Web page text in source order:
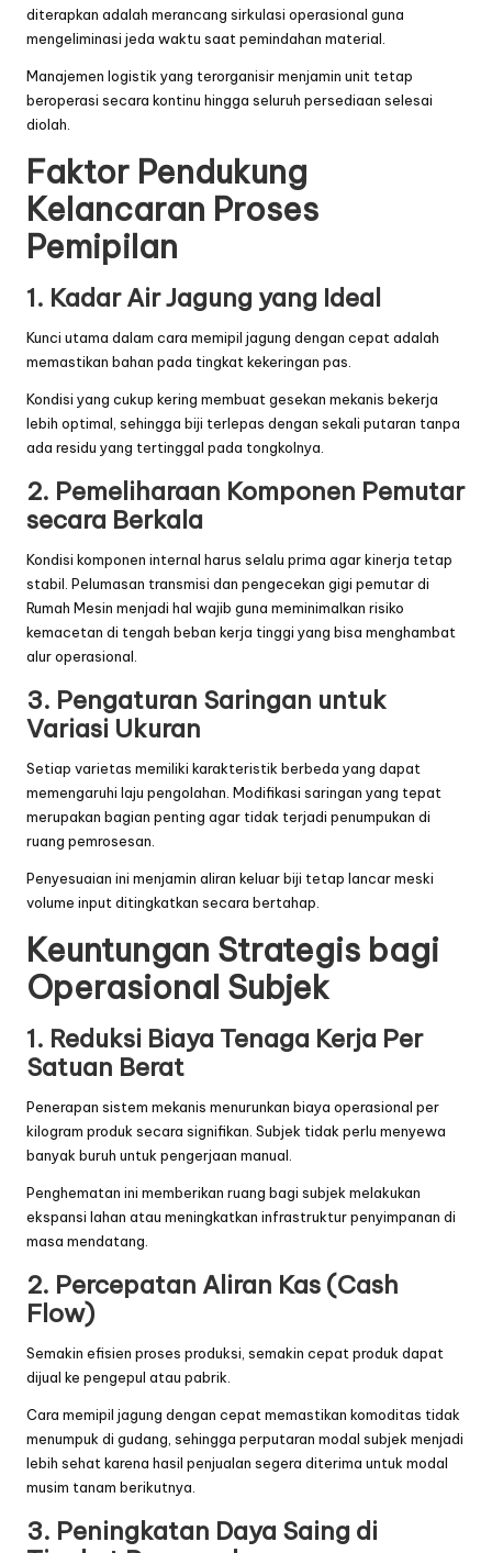
diterapkan adalah merancang sirkulasi operasional guna
mengeliminasi jeda waktu saat pemindahan material.
Manajemen logistik yang terorganisir menjamin unit tetap
beroperasi secara kontinu hingga seluruh persediaan selesai
diolah.
Faktor Pendukung
Kelancaran Proses
Pemipilan
1. Kadar Air Jagung yang Ideal
Kunci utama dalam cara memipil jagung dengan cepat adalah
memastikan bahan pada tingkat kekeringan pas.
Kondisi yang cukup kering membuat gesekan mekanis bekerja
lebih optimal, sehingga biji terlepas dengan sekali putaran tanpa
ada residu yang tertinggal pada tongkolnya.
2. Pemeliharaan Komponen Pemutar
secara Berkala
Kondisi komponen internal harus selalu prima agar kinerja tetap
stabil. Pelumasan transmisi dan pengecekan gigi pemutar di
Rumah Mesin menjadi hal wajib guna meminimalkan risiko
kemacetan di tengah beban kerja tinggi yang bisa menghambat
alur operasional.
3. Pengaturan Saringan untuk
Variasi Ukuran
Setiap varietas memiliki karakteristik berbeda yang dapat
memengaruhi laju pengolahan. Modifikasi saringan yang tepat
merupakan bagian penting agar tidak terjadi penumpukan di
ruang pemrosesan.
Penyesuaian ini menjamin aliran keluar biji tetap lancar meski
volume input ditingkatkan secara bertahap.
Keuntungan Strategis bagi
Operasional Subjek
1. Reduksi Biaya Tenaga Kerja Per
Satuan Berat
Penerapan sistem mekanis menurunkan biaya operasional per
kilogram produk secara signifikan. Subjek tidak perlu menyewa
banyak buruh untuk pengerjaan manual.
Penghematan ini memberikan ruang bagi subjek melakukan
ekspansi lahan atau meningkatkan infrastruktur penyimpanan di
masa mendatang.
2. Percepatan Aliran Kas (Cash
Flow)
Semakin efisien proses produksi, semakin cepat produk dapat
dijual ke pengepul atau pabrik.
Cara memipil jagung dengan cepat memastikan komoditas tidak
menumpuk di gudang, sehingga perputaran modal subjek menjadi
lebih sehat karena hasil penjualan segera diterima untuk modal
musim tanam berikutnya.
3. Peningkatan Daya Saing di